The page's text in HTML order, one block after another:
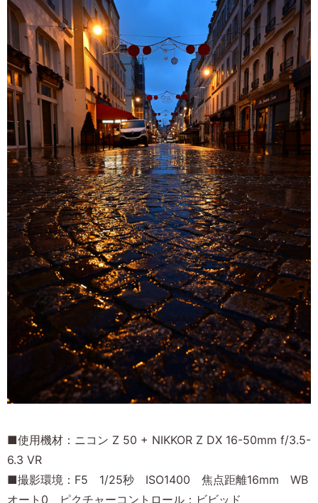
■使用機材：ニコン Z 50 + NIKKOR Z DX 16-50mm f/3.5-
6.3 VR
■撮影環境：F5 1/25秒 ISO1400 焦点距離16mm WB
オート0 ピクチャーコントロール：ビビッド